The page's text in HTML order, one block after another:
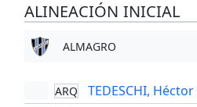
ALINEACIÓN INICIAL
ALMAGRO
ARQ TEDESCHI,